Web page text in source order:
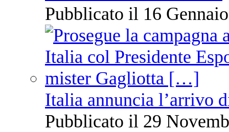
Pubblicato il 16
Italia annuncia l’arrivo
Pubblicato il 29